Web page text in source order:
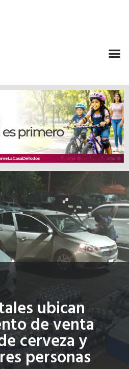
ubican
de venta
cerveza y
personas